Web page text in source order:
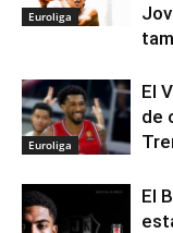
Euroliga
Euroliga
El
de
El